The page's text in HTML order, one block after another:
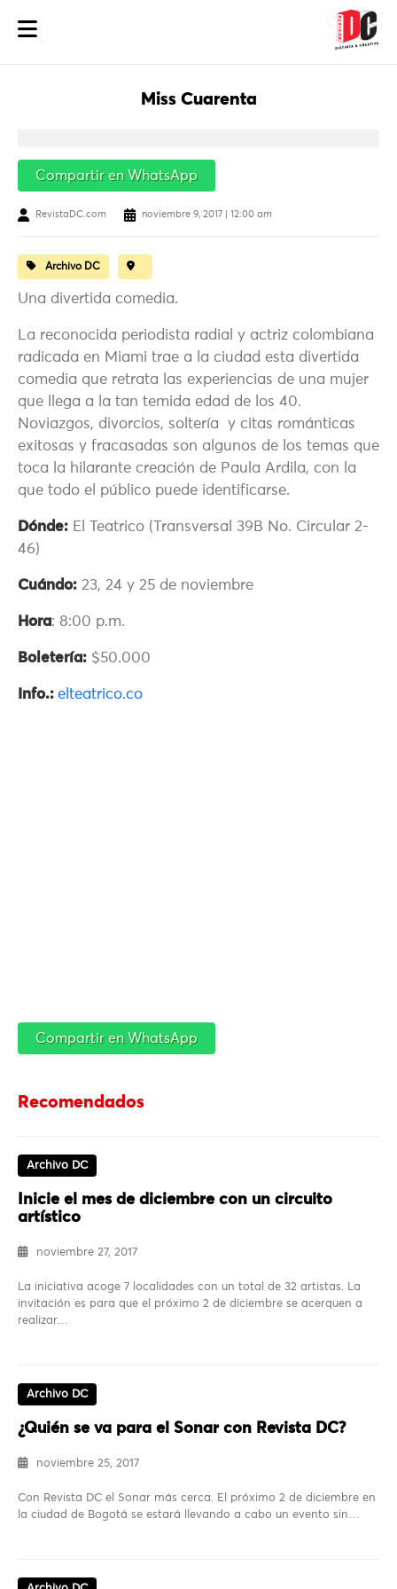
Miss Cuarenta
Compartir en WhatsApp
RevistaDC.com noviembre 9, 2017 | 12:00 am
Archivo DC
Una divertida comedia.
La reconocida periodista radial y actriz colombiana
radicada en Miami trae a la ciudad esta divertida
comedia que retrata las experiencias de una mujer
que llega a la tan temida edad de los 40.
Noviazgos, divorcios, soltería y citas románticas
exitosas y fracasadas son algunos de los temas que
toca la hilarante creación de Paula Ardila, con la
que todo el público puede identificarse.
Dónde: El Teatrico (Transversal 39B No. Circular 2-
46)
Cuándo: 23, 24 y 25 de noviembre
Hora: 8:00 p.m.
Boletería: $50.000
Info.: elteatrico.co
Compartir en WhatsApp
Recomendados
Archivo DC
Inicie el mes de diciembre con un circuito
artístico
noviembre 27, 2017
La iniciativa acoge 7 localidades con un total de 32 artistas. La
invitación es para que el próximo 2 de diciembre se acerquen a
realizar…
Archivo DC
¿Quién se va para el Sonar con Revista DC?
noviembre 25, 2017
Con Revista DC el Sonar más cerca. El próximo 2 de diciembre en
la ciudad de Bogotá se estará llevando a cabo un evento sin…